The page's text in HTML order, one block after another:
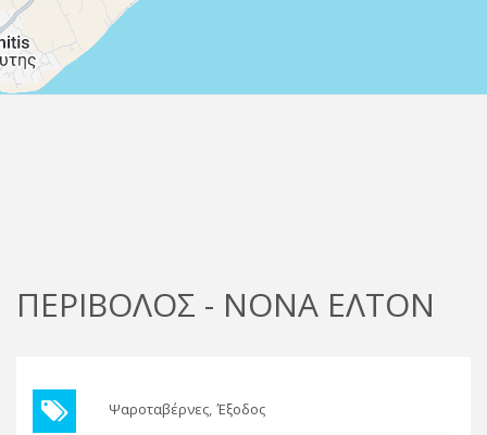
ΠΕΡΙΒΟΛΟΣ - ΝΟΝΑ ΕΛΤΟΝ
Ψαροταβέρνες Έξοδος